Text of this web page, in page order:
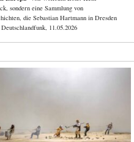
sondern eine Sammlung von
die Sebastian Hartmann in Dresden
11.05.2026